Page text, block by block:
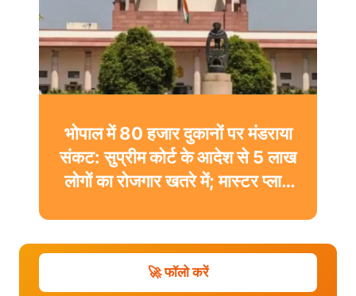
भोपाल में 80 हजार दुकानों पर मंडराया
संकट: सुप्रीम कोर्ट के आदेश से 5 लाख
लोगों का रोजगार खतरे में; मास्टर प्लान
🚀 फॉलो करें